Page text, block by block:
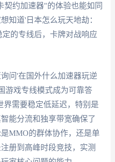
约加速器"的体验也能如同
知道'日本怎么玩天地劫：
的专线后，卡牌对战响应
问'在国外什么加速器玩逆
游戏专线模式成为可靠答
需要稳定低延迟，特别是
能分流和独享带宽确保了
MMO的群体协作，还是单
册到高峰时段竞技，实测